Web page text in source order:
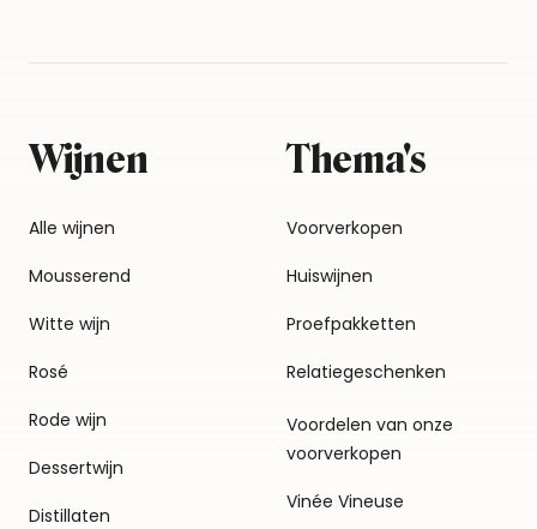
Wijnen
Alle wijnen
Mousserend
Witte wijn
Rosé
Rode wijn
Dessertwijn
Distillaten
Thema's
Voorverkopen
Huiswijnen
Proefpakketten
Relatiegeschenken
Voordelen van onze
voorverkopen
Vinée Vineuse